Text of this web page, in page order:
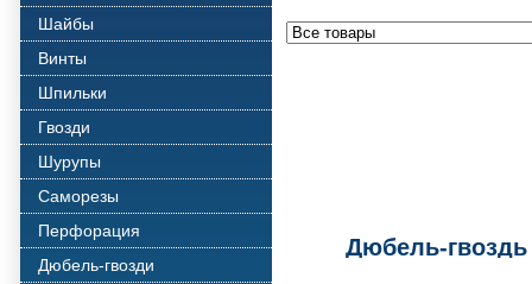
Шайбы
Винты
Шпильки
Гвозди
Шурупы
Саморезы
Перфорация
Дюбель-гвозди
Дюбель-гвоздь